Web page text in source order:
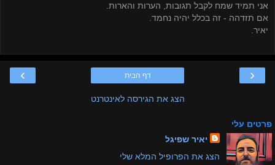
אני תמיד שמח לקבל תגובות, הערות והארות.
אם תזדהה - זה בכלל יהיה נחמד.
יאיר.
‹
› דף הבית
הצג את הגירסה לאינטרנט
פרטים עלי
יאיר שפיגל
הצג את הפרופיל המלא שלי